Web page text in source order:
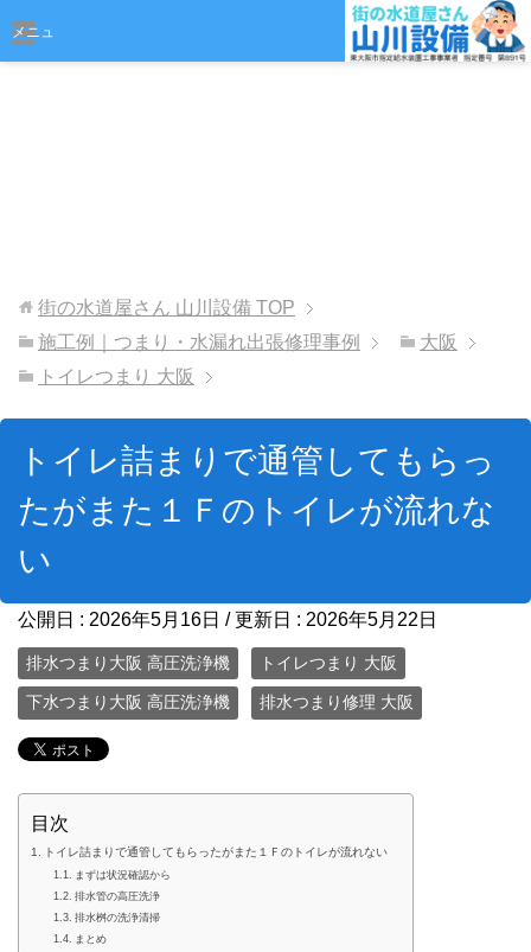
メニュ
街の水道屋さん 山川設備 TOP
施工例｜つまり・水漏れ出張修理事例
大阪
トイレつまり 大阪
トイレ詰まりで通管してもらっ
たがまた１Ｆのトイレが流れな
い
公開日 : 2026年5月16日 / 更新日 : 2026年5月22日
排水つまり大阪 高圧洗浄機 トイレつまり 大阪
下水つまり大阪 高圧洗浄機 排水つまり修理 大阪
目次
トイレ詰まりで通管してもらったがまた１Ｆのトイレが流れない
まずは状況確認から
排水管の高圧洗浄
排水桝の洗浄清掃
まとめ